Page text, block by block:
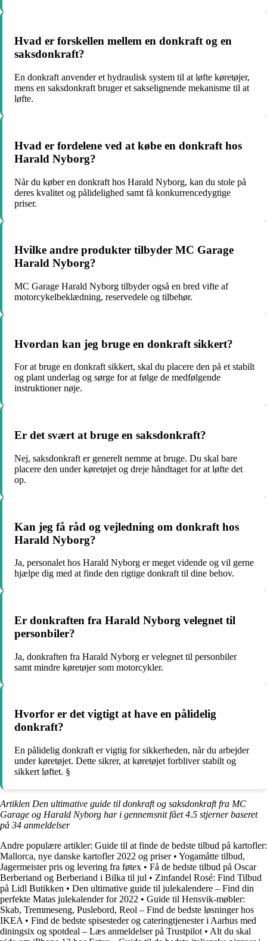
Hvad er forskellen mellem en donkraft og en
saksdonkraft?
En donkraft anvender et hydraulisk system til at løfte køretøjer,
mens en saksdonkraft bruger et sakselignende mekanisme til at
løfte.
Hvad er fordelene ved at købe en donkraft hos
Harald Nyborg?
Når du køber en donkraft hos Harald Nyborg, kan du stole på
deres kvalitet og pålidelighed samt få konkurrencedygtige
priser.
Hvilke andre produkter tilbyder MC Garage
Harald Nyborg?
MC Garage Harald Nyborg tilbyder også en bred vifte af
motorcykelbeklædning, reservedele og tilbehør.
Hvordan kan jeg bruge en donkraft sikkert?
For at bruge en donkraft sikkert, skal du placere den på et stabilt
og plant underlag og sørge for at følge de medfølgende
instruktioner nøje.
Er det svært at bruge en saksdonkraft?
Nej, saksdonkraft er generelt nemme at bruge. Du skal bare
placere den under køretøjet og dreje håndtaget for at løfte det
op.
Kan jeg få råd og vejledning om donkraft hos
Harald Nyborg?
Ja, personalet hos Harald Nyborg er meget vidende og vil gerne
hjælpe dig med at finde den rigtige donkraft til dine behov.
Er donkraften fra Harald Nyborg velegnet til
personbiler?
Ja, donkraften fra Harald Nyborg er velegnet til personbiler
samt mindre køretøjer som motorcykler.
Hvorfor er det vigtigt at have en pålidelig
donkraft?
En pålidelig donkraft er vigtig for sikkerheden, når du arbejder
under køretøjet. Dette sikrer, at køretøjet forbliver stabilt og
sikkert løftet. §
Artiklen Den ultimative guide til donkraft og saksdonkraft fra MC
Garage og Harald Nyborg har i gennemsnit fået4.5 stjerner baseret
på 34 anmeldelser
Andre populære artikler: Guide til at finde de bedste tilbud på kartofler:
Mallorca, nye danske kartofler 2022 og priser• Yogamåtte tilbud,
Jagermeister pris og levering fra føtex • Få de bedste tilbud på Oscar
Berberiand og Berberiand i Bilka til jul • Zinfandel Rosé: Find Tilbud
på Lidl Butikken • Den ultimative guide til julekalendere – Find din
perfekte Matas julekalender for 2022 • Guide til Hensvik-møbler:
Skab, Tremmeseng, Puslebord, Reol – Find de bedste løsninger hos
IKEA • Find de bedste spisesteder og cateringtjenester i Aarhus med
diningsix og spotdeal – Læs anmeldelser på Trustpilot • Alt du skal